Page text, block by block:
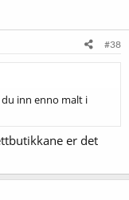
#38
inn enno malt i
er det